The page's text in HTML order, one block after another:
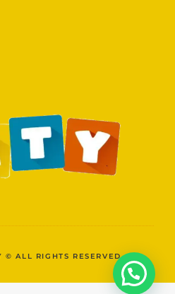
© ALL RIGHTS RESERVED